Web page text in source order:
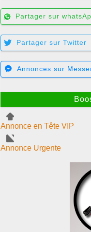
Partager sur
Partager sur Twitter
Annonces sur
Annonce en Tête VIP
Annonce Urgente